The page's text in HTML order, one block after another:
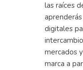
las raíces
digitales
mercados
marca a